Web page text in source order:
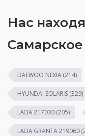
Нас
Самарское
DAEWOO NEXIA (214)
HYUNDAI SOLARIS (329)
LADA 217030 (205)
LADA GRANTA 219060